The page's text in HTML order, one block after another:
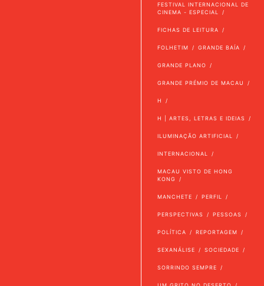
FESTIVAL INTERNACIONAL DE
CINEMA - ESPECIAL
FICHAS DE LEITURA
FOLHETIM GRANDE BAÍA
GRANDE PLANO
GRANDE PRÉMIO DE MACAU
H
H | ARTES, LETRAS E IDEIAS
ILUMINAÇÃO ARTIFICIAL
INTERNACIONAL
MACAU VISTO DE HONG
KONG
MANCHETE PERFIL
PERSPECTIVAS PESSOAS
POLÍTICA REPORTAGEM
SEXANÁLISE SOCIEDADE
SORRINDO SEMPRE